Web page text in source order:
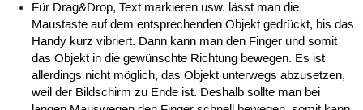
Für Drag&Drop, Text markieren usw. lässt man die
Maustaste auf dem entsprechenden Objekt gedrückt, bis das
Handy kurz vibriert. Dann kann man den Finger und somit
das Objekt in die gewünschte Richtung bewegen. Es ist
allerdings nicht möglich, das Objekt unterwegs abzusetzen,
weil der Bildschirm zu Ende ist. Deshalb sollte man bei